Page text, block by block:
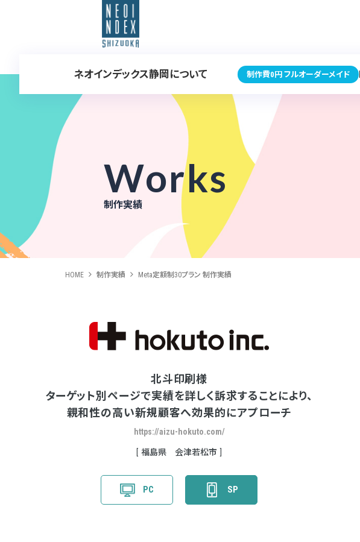
ネオインデックス静岡について 制作費0円 フルオーダーメイド
Works
制作実績
HOME 制作実績 Meta定額制30プラン 制作実績
北斗印刷様
ターゲット別ページで実績を詳しく訴求することにより、
親和性の高い新規顧客へ効果的にアプローチ
https://aizu-hokuto.com/
福島県 会津若松市
PC SP